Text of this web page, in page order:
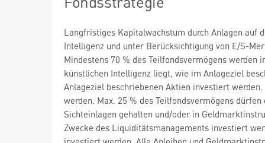
Langfristiges Kapitalwachstum durch Anlagen
Intelligenz und unter Berücksichtigung von E/S-
Mindestens 70 % des Teilfondsvermögens
künstlichen Intelligenz liegt, wie im Anlageziel
Anlageziel beschriebenen Aktien investiert
werden. Max. 25 % des Teilfondsvermögens
Sichteinlagen gehalten und/oder in
Zwecke des Liquiditätsmanagements investiert